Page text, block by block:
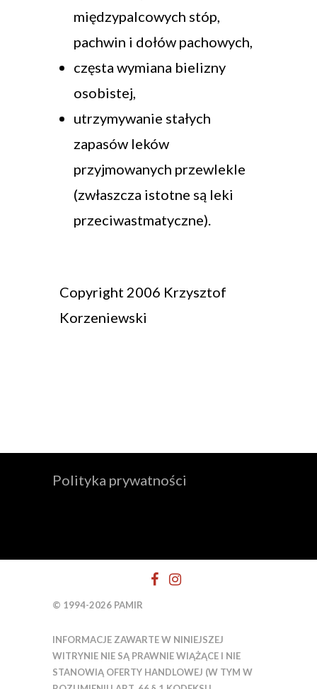
międzypalcowych stóp,
pachwin i dołów pachowych,
częsta wymiana bielizny
osobistej,
utrzymywanie stałych
zapasów leków
przyjmowanych przewlekle
(zwłaszcza istotne są leki
przeciwastmatyczne).
Copyright 2006 Krzysztof
Korzeniewski
Polityka prywatności
© 1994-2026 PAMIR
INFORMACJE ZAWARTE W NINIEJSZEJ
WITRYNIE NIE SĄ PRAWNIE WIĄŻĄCE I NIE
STANOWIĄ OFERTY HANDLOWEJ (W TYM W